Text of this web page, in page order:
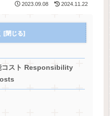
2023.09.08 2024.11.22
コスト Responsibility